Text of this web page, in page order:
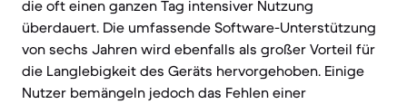
die oft einen ganzen Tag intensiver Nutzung
überdauert. Die umfassende Software-Unterstützung
von sechs Jahren wird ebenfalls als großer Vorteil für
die Langlebigkeit des Geräts hervorgehoben. Einige
Nutzer bemängeln jedoch das Fehlen einer